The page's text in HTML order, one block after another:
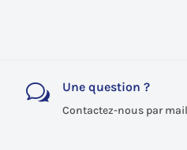
w Une question ?
Contactez-nous par